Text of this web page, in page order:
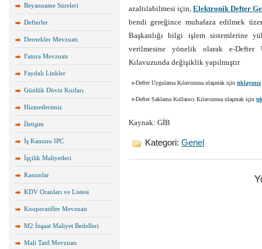
Beyanname Süreleri
Defterler
Dernekler Mevzuatı
Fatura Mevzuatı
Faydalı Linkler
Günlük Döviz Kurları
Hizmetlerimiz
İletişim
İş Kanunu IPC
İşçilik Maliyetleri
Kanunlar
KDV Oranları ve Listesi
Kooperatifler Mevzuatı
M2 İnşaat Maliyet Bedelleri
Mali Tatil Mevzuatı
azaltılabilmesi için, Elektronik Defter
bendi gereğince muhafaza edilmek
Başkanlığı bilgi işlem sistemlerine
verilmesine yönelik olarak e-Defter
Kılavuzunda değişiklik yapılmıştır
e-Defter Uygulama Kılavuzuna ulaşmak için tıklayınız
e-Defter Saklama Kullanıcı Kılavuzuna ulaşmak için
Kaynak: GİB
Kategori: Genel